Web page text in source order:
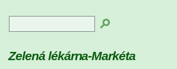
Zelená lékárna-Markéta